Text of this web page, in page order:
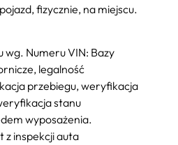
fizycznie, na miejscu.
Numeru VIN: Bazy
legalność
przebiegu, weryfikacja
stanu
wyposażenia.
z inspekcji auta